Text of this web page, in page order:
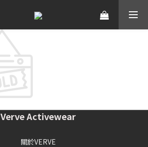
Verve Activewear
關於VERVE